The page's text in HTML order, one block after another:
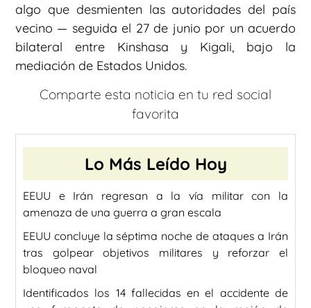
algo que desmienten las autoridades del país
vecino — seguida el 27 de junio por un acuerdo
bilateral entre Kinshasa y Kigali, bajo la
mediación de Estados Unidos.
Comparte esta noticia en tu red social
favorita
Lo Más Leído Hoy
EEUU e Irán regresan a la vía militar con la
amenaza de una guerra a gran escala
EEUU concluye la séptima noche de ataques a Irán
tras golpear objetivos militares y reforzar el
bloqueo naval
Identificados los 14 fallecidas en el accidente de